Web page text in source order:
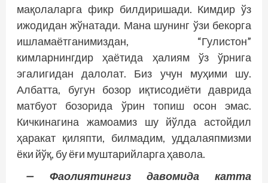
мақолаларга фикр билдиришади. Кимдир ўз
ижодидан жўнатади. Мана шунинг ўзи бекорга
ишламаётганимиздан, “Гулистон”
кимларнингдир ҳаётида ҳалиям ўз ўрнига
эгалигидан далолат. Биз учун муҳими шу.
Албатта, бугун бозор иқтисодиёти даврида
матбуот бозорида ўрин топиш осон эмас.
Кичкинагина жамоамиз шу йўлда астойдил
ҳаракат қиляпти, билмадим, уддалаяпмизми
ёки йўқ, бу ёғи муштарийларга ҳавола.
— Фаолиятингиз давомида катта